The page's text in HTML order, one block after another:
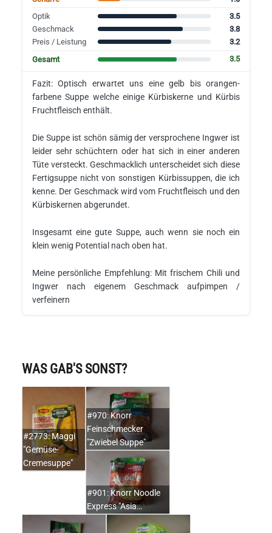
Optik
3.5
Geschmack
3.8
Preis / Leistung
3.2
Gesamt
3.5
Fazit: Optisch erwartet uns eine gelb bis orangen-
farbene Suppe welche einige Kürbiskerne und Kürbis
Fruchtfleisch enthält.
Die Suppe ist schön sämig der versprochene Ingwer ist
leider sehr schüchtern oder hat sich in einer anderen
Tüte versteckt. Geschmacklich unterscheidet sich diese
Fertigsuppe nicht von sonstigen Kürbissuppen, die ich
kenne. Der Geschmack wird vom Fruchtfleisch und den
Kürbiskernen abgerundet.
Insgesamt eine gute Suppe, auch wenn sie noch ein
klein wenig Potential nach oben hat.
Meine persönliche Empfehlung: Mit frischem Chili und
Ingwer nach eigenem Geschmack aufpimpen /
verfeinern
WAS GAB'S SONST?
#2773: Maggi
"Gemüse-
Cremesuppe"
#970: Knorr
Feinschmecker
"Zwiebel Suppe"
#901: Knorr Noodle
Express "Asia…